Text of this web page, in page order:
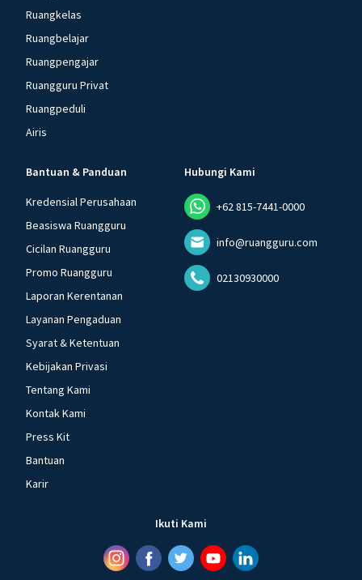
Ruangkelas
Ruangbelajar
Ruangpengajar
Ruangguru Privat
Ruangpeduli
Airis
Bantuan & Panduan
Kredensial Perusahaan
Beasiswa Ruangguru
Cicilan Ruangguru
Promo Ruangguru
Laporan Kerentanan
Layanan Pengaduan
Syarat & Ketentuan
Kebijakan Privasi
Tentang Kami
Kontak Kami
Press Kit
Bantuan
Karir
Hubungi Kami
+62 815-7441-0000
info@ruangguru.com
02130930000
Ikuti Kami